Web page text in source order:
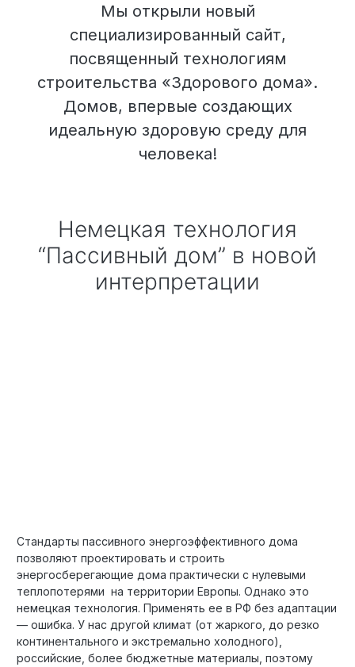
Мы открыли новый
специализированный сайт,
посвященный технологиям
строительства «Здорового дома».
Домов, впервые создающих
идеальную здоровую среду для
человека!
Немецкая технология
“Пассивный дом” в новой
интерпретации
Стандарты пассивного энергоэффективного дома
позволяют проектировать и строить
энергосберегающие дома практически с нулевыми
теплопотерями на территории Европы. Однако это
немецкая технология. Применять ее в РФ без адаптации
— ошибка. У нас другой климат (от жаркого, до резко
континентального и экстремально холодного),
российские, более бюджетные материалы, поэтому